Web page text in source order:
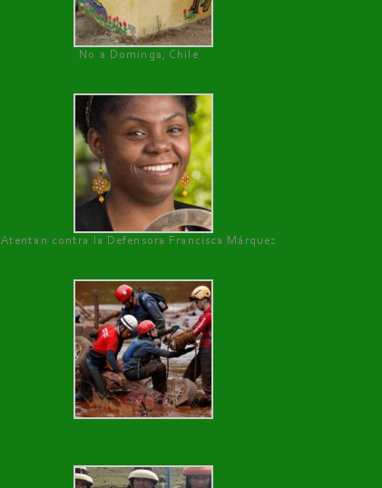
No a Dominga, Chile
Atentan contra la Defensora Francisca Márquez